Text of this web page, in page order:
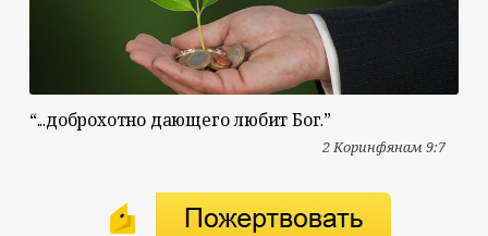
“...доброхотно дающего любит Бог.”
2 Коринфянам 9:7